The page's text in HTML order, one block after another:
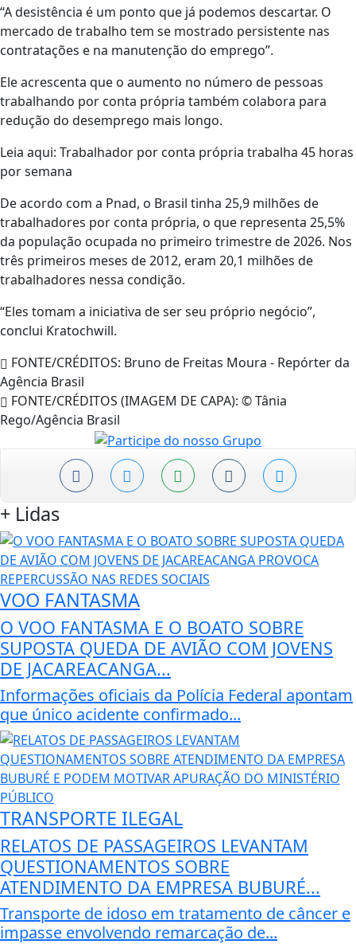
“A desistência é um ponto que já podemos descartar. O
mercado de trabalho tem se mostrado persistente nas
contratações e na manutenção do emprego”.
Ele acrescenta que o aumento no número de pessoas
trabalhando por conta própria também colabora para
redução do desemprego mais longo.
Leia aqui: Trabalhador por conta própria trabalha 45 horas
por semana
De acordo com a Pnad, o Brasil tinha 25,9 milhões de
trabalhadores por conta própria, o que representa 25,5%
da população ocupada no primeiro trimestre de 2026. Nos
três primeiros meses de 2012, eram 20,1 milhões de
trabalhadores nessa condição.
“Eles tomam a iniciativa de ser seu próprio negócio”,
conclui Kratochwill.
FONTE/CRÉDITOS: Bruno de Freitas Moura - Repórter da
Agência Brasil
FONTE/CRÉDITOS (IMAGEM DE CAPA): © Tânia
Rego/Agência Brasil
+ Lidas
VOO FANTASMA
O VOO FANTASMA E O BOATO SOBRE
SUPOSTA QUEDA DE AVIÃO COM JOVENS
DE JACAREACANGA...
Informações oficiais da Polícia Federal apontam
que único acidente confirmado...
TRANSPORTE ILEGAL
RELATOS DE PASSAGEIROS LEVANTAM
QUESTIONAMENTOS SOBRE
ATENDIMENTO DA EMPRESA BUBURÉ...
Transporte de idoso em tratamento de câncer e
impasse envolvendo remarcação de...